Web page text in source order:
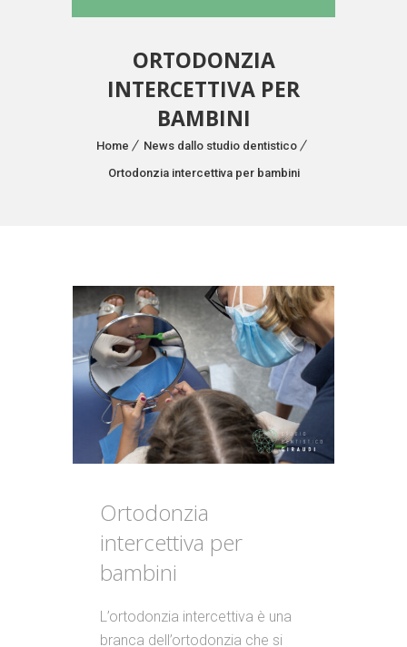
ORTODONZIA
INTERCETTIVA PER
BAMBINI
Home
News dallo studio dentistico
Ortodonzia intercettiva per bambini
Ortodonzia
intercettiva per
bambini
L’ortodonzia intercettiva è una
branca dell’ortodonzia che si